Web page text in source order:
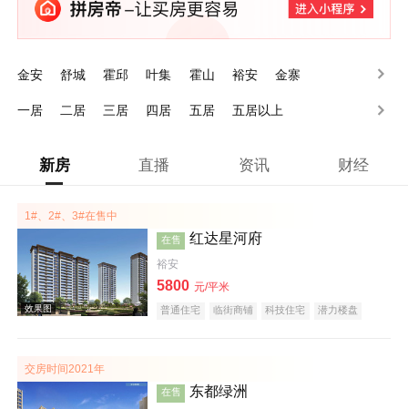
金安 舒城 霍邱 叶集 霍山 裕安 金寨
一居 二居 三居 四居 五居 五居以上
新房 直播 资讯 财经
1#、2#、3#在售中
在售 红达星河府
裕安
5800 元/平米
普通住宅 临街商铺 科技住宅
潜力楼盘
交房时间2021年
在售 东都绿洲